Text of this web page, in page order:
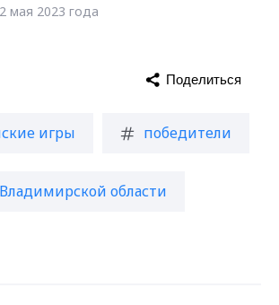
мая 2023 года
игры победители
области
Поделиться